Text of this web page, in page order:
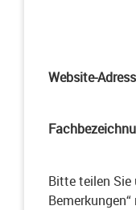
Website-
Bitte teilen Sie